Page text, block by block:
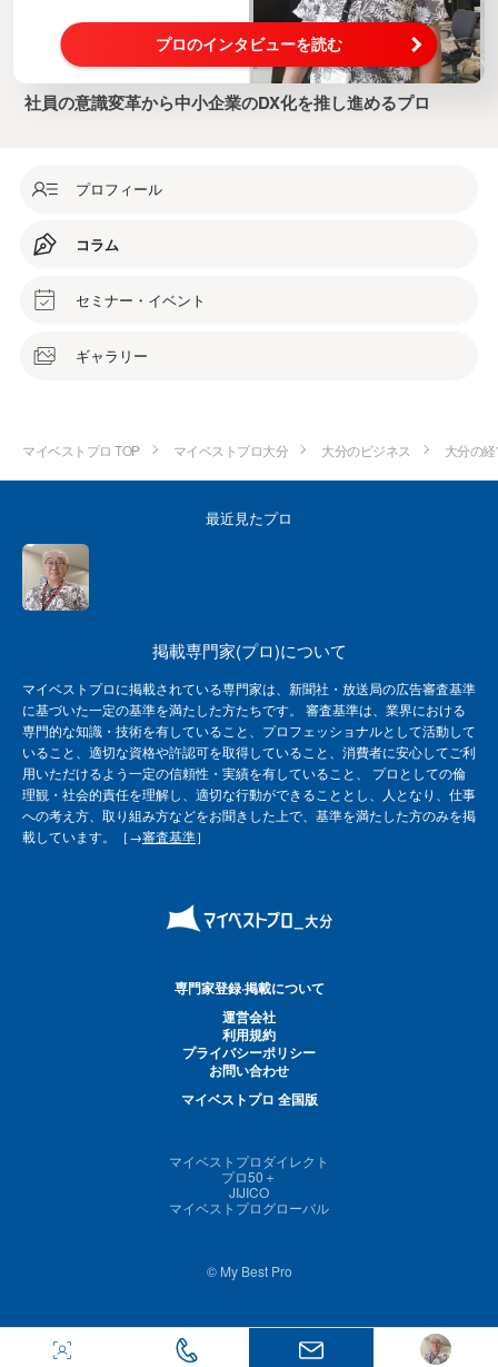
プロのインタビューを読む
社員の意識変革から中小企業のDX化を推し進めるプロ
プロフィール
コラム
セミナー・イベント
ギャラリー
マイベストプロ TOP マイベストプロ大分 大分のビジネス 大分の
最近見たプロ
掲載専門家(プロ)について
マイベストプロに掲載されている専門家は、新聞社・放送局の広告審査基準
に基づいた一定の基準を満たした方たちです。 審査基準は、業界における
専門的な知識・技術を有していること、プロフェッショナルとして活動して
いること、適切な資格や許認可を取得していること、消費者に安心してご利
用いただけるよう一定の信頼性・実績を有していること、 プロとしての倫
理観・社会的責任を理解し、適切な行動ができることとし、人となり、仕事
への考え方、取り組み方などをお聞きした上で、基準を満たした方のみを掲
載しています。［→審査基準］
専門家登録·掲載について
運営会社
利用規約
プライバシーポリシー
お問い合わせ
マイベストプロ 全国版
マイベストプロダイレクト
プロ50＋
JIJICO
マイベストプログローバル
© My Best Pro